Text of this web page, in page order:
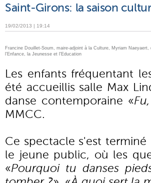
Saint-Girons: la saison
19/02/2013 | 19:14
Francine Douillet-Soum, maire-adjoint à la Culture, Myriam
l'Enfance, la Jeunesse et l'Education
Les enfants fréquentant
été accueillis salle Max
danse contemporaine «
MMCC.
Ce spectacle s'est
le jeune public, où les
«Pourquoi tu danses